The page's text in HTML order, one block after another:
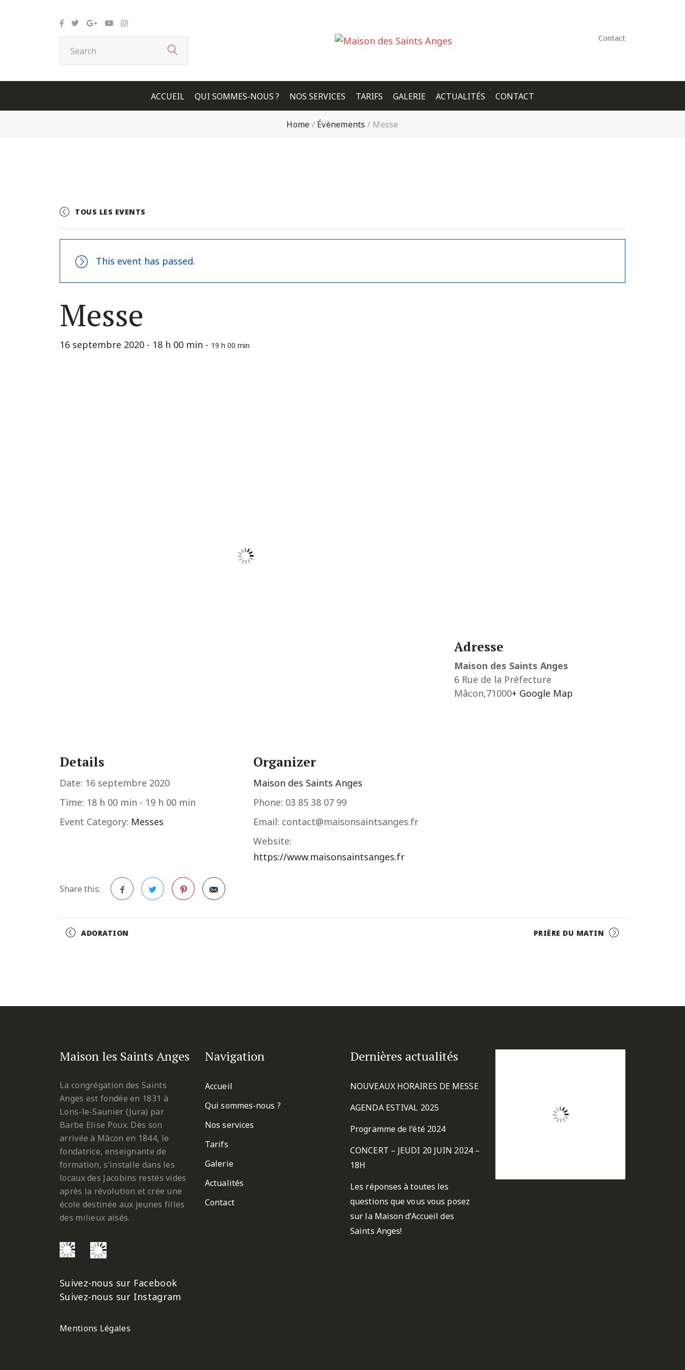
Contact
ACCUEIL QUI SOMMES-NOUS ? NOS SERVICES TARIFS GALERIE ACTUALITÉS CONTACT
Home / Évènements / Messe
TOUS LES EVENTS
This event has passed.
Messe
16 septembre 2020 - 18 h 00 min - 19 h 00 min
Details
Date: 16 septembre 2020
Time: 18 h 00 min - 19 h 00 min
Event Category: Messes
Organizer
Maison des Saints Anges
Phone: 03 85 38 07 99
Email: contact@maisonsaintsanges.fr
Website:
https://www.maisonsaintsanges.fr
Share this:
Adresse
Maison des Saints Anges
6 Rue de la Préfecture
Mâcon,71000+ Google Map
Event
ADORATION PRIÈRE DU MATIN
Maison les Saints Anges
La congrégation des Saints
Anges est fondée en 1831 à
Lons-le-Saunier (Jura) par
Barbe Elise Poux. Dès son
arrivée à Mâcon en 1844, le
fondatrice, enseignante de
formation, s’installe dans les
locaux des Jacobins restés vides
après la révolution et crée une
école destinée aux jeunes filles
des milieux aisés.
Suivez-nous sur Facebook
Suivez-nous sur Instagram
Mentions Légales
Navigation
Accueil
Qui sommes-nous ?
Nos services
Tarifs
Galerie
Actualités
Contact
Dernières actualités
NOUVEAUX HORAIRES DE MESSE
AGENDA ESTIVAL 2025
Programme de l’été 2024
CONCERT – JEUDI 20 JUIN 2024 –
18H
Les réponses à toutes les
questions que vous vous posez
sur la Maison d’Accueil des
Saints Anges!